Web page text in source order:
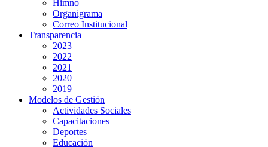
Himno
Organigrama
Correo Institucional
Transparencia
2023
2022
2021
2020
2019
Modelos de Gestión
Actividades Sociales
Capacitaciones
Deportes
Educación